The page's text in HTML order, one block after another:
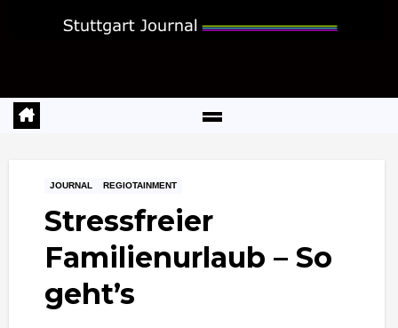
JOURNAL REGIOTAINMENT
Stressfreier
Familienurlaub – So
geht’s